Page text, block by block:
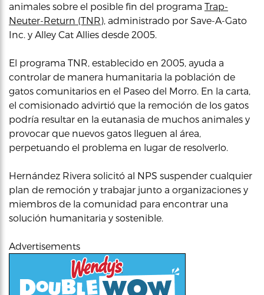
animales sobre el posible fin del programa Trap-
Neuter-Return (TNR), administrado por Save-A-Gato
Inc. y Alley Cat Allies desde 2005.
El programa TNR, establecido en 2005, ayuda a
controlar de manera humanitaria la población de
gatos comunitarios en el Paseo del Morro. En la carta,
el comisionado advirtió que la remoción de los gatos
podría resultar en la eutanasia de muchos animales y
provocar que nuevos gatos lleguen al área,
perpetuando el problema en lugar de resolverlo.
Hernández Rivera solicitó al NPS suspender cualquier
plan de remoción y trabajar junto a organizaciones y
miembros de la comunidad para encontrar una
solución humanitaria y sostenible.
Advertisements